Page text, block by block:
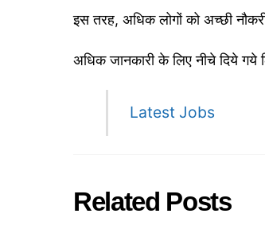
इस तरह, अधिक लोगों को अच्छी
अधिक जानकारी के लिए नीचे दिये
Latest Jobs
Related Posts